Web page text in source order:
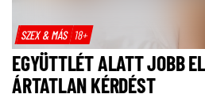
SZEX & MÁS 18+
EGYÜTTLÉT ALATT JOBB
ÁRTATLAN KÉRDÉST